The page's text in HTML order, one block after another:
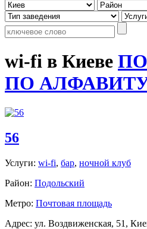
wi-fi в Киеве
ПО
56
Услуги: wi-fi, бар, ночной клуб
Район: Подольский
Метро: Почтовая площадь
Адрес: ул. Воздвиженская, 51,